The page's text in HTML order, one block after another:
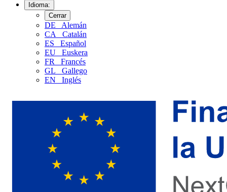
Idioma:
Cerrar
DE
Alemán
CA
Catalán
ES
Español
EU
Euskera
FR
Francés
GL
Gallego
EN
Inglés